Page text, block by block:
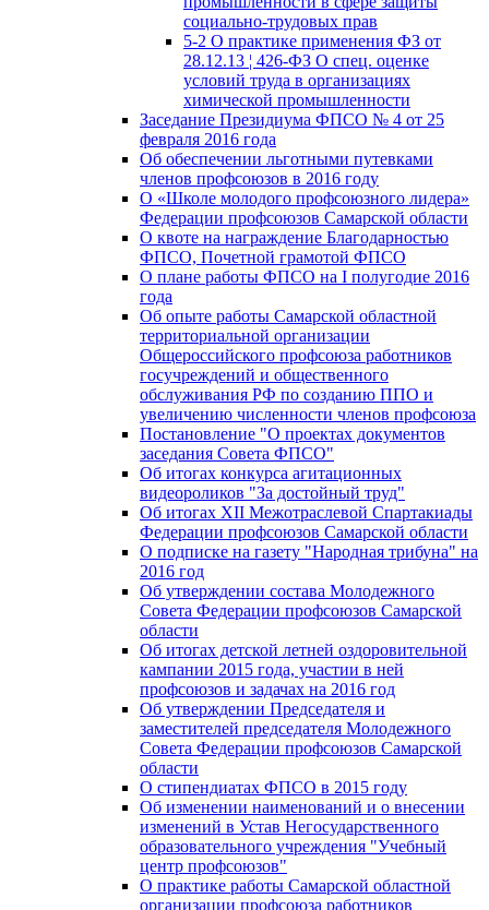
социально-трудовых прав
5-2 О практике применения ФЗ от
28.12.13 ¦ 426-ФЗ О спец. оценке
условий труда в организациях
химической промышленности
Заседание Президиума ФПСО № 4 от 25
февраля 2016 года
Об обеспечении льготными путевками
членов профсоюзов в 2016 году
О «Школе молодого профсоюзного лидера»
Федерации профсоюзов Самарской области
О квоте на награждение Благодарностью
ФПСО, Почетной грамотой ФПСО
О плане работы ФПСО на I полугодие 2016
года
Об опыте работы Самарской областной
территориальной организации
Общероссийского профсоюза работников
госучреждений и общественного
обслуживания РФ по созданию ППО и
увеличению численности членов профсоюза
Постановление "О проектах документов
заседания Совета ФПСО"
Об итогах конкурса агитационных
видеороликов "За достойный труд"
Об итогах XII Межотраслевой Спартакиады
Федерации профсоюзов Самарской области
О подписке на газету "Народная трибуна" на
2016 год
Об утверждении состава Молодежного
Совета Федерации профсоюзов Самарской
области
Об итогах детской летней оздоровительной
кампании 2015 года, участии в ней
профсоюзов и задачах на 2016 год
Об утверждении Председателя и
заместителей председателя Молодежного
Совета Федерации профсоюзов Самарской
области
О стипендиатах ФПСО в 2015 году
Об изменении наименований и о внесении
изменений в Устав Негосударственного
образовательного учреждения "Учебный
центр профсоюзов"
О практике работы Самарской областной
организации профсоюза работников